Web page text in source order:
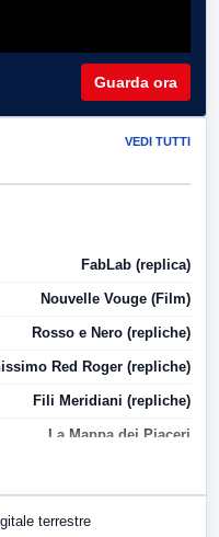
Guarda ora
VEDI TUTTI
FabLab (replica)
Nouvelle Vouge (Film)
Rosso e Nero (repliche)
Red Roger (repliche)
Fili Meridiani (repliche)
La Mappa dei Piaceri
LabNews (replica)
terrestre